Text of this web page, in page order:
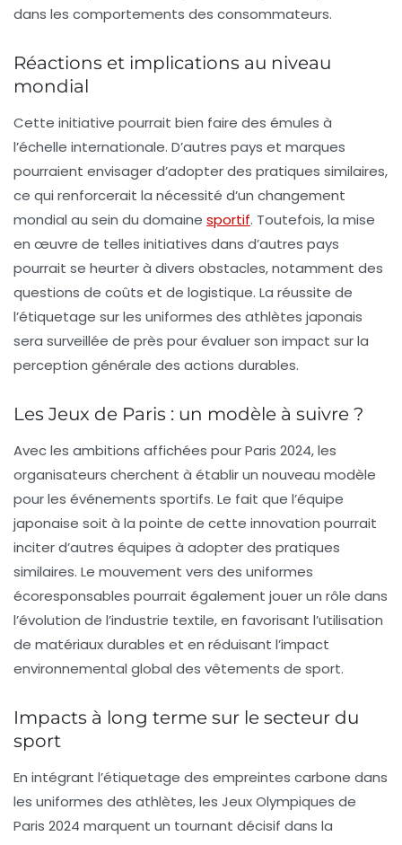
dans les comportements des consommateurs.
Réactions et implications au niveau
mondial
Cette initiative pourrait bien faire des émules à
l’échelle internationale. D’autres pays et marques
pourraient envisager d’adopter des pratiques similaires,
ce qui renforcerait la nécessité d’un changement
mondial au sein du domaine sportif. Toutefois, la mise
en œuvre de telles initiatives dans d’autres pays
pourrait se heurter à divers obstacles, notamment des
questions de coûts et de logistique. La réussite de
l’étiquetage sur les uniformes des athlètes japonais
sera surveillée de près pour évaluer son impact sur la
perception générale des actions durables.
Les Jeux de Paris : un modèle à suivre ?
Avec les ambitions affichées pour Paris 2024, les
organisateurs cherchent à établir un nouveau modèle
pour les événements sportifs. Le fait que l’équipe
japonaise soit à la pointe de cette innovation pourrait
inciter d’autres équipes à adopter des pratiques
similaires. Le mouvement vers des uniformes
écoresponsables pourrait également jouer un rôle dans
l’évolution de l’industrie textile, en favorisant l’utilisation
de matériaux durables et en réduisant l’impact
environnemental global des vêtements de sport.
Impacts à long terme sur le secteur du
sport
En intégrant l’étiquetage des empreintes carbone dans
les uniformes des athlètes, les Jeux Olympiques de
Paris 2024 marquent un tournant décisif dans la